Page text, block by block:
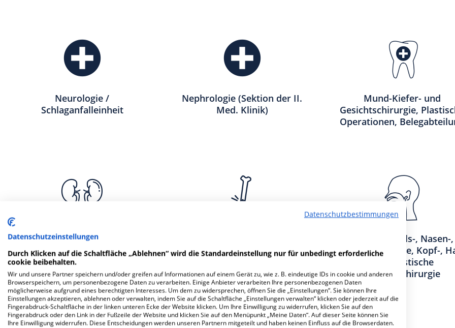
Neurologie /
Schlaganfalleinheit
Nephrologie (Sektion der II.
Med. Klinik)
Mund-Kiefer- und
Gesichtschirurgie,
Operationen,
Klinik für Urologie
und Handchirurgie
Klinik für Hals-, Nasen-,
Ohren-Heilkunde, Kopf-,
und Plastische
Gesichtschirurgie
WeitereFachabteilungen 7
Datenschutzbestimmungen
Datenschutzeinstellungen
Durch Klicken auf die Schaltfläche „Ablehnen“ wird die Standardeinstellung nur für unbedingt erforderliche
cookie beibehalten.
Wir und unsere Partner speichern und/oder greifen auf Informationen auf einem Gerät zu, wie z. B. eindeutige IDs in cookie und anderen
Browserspeichern, um personenbezogene Daten zu verarbeiten. Einige Anbieter verarbeiten Ihre personenbezogenen Daten
möglicherweise aufgrund eines berechtigten Interesses. Um dem zu widersprechen, öffnen Sie die „Einstellungen“. Sie können Ihre
Einstellungen akzeptieren, ablehnen oder verwalten, indem Sie auf die Schaltfläche „Einstellungen verwalten“ klicken oder jederzeit auf die
Fingerabdruck-Schaltfläche in der linken unteren Ecke der Website klicken. Um Ihre Einwilligung zu widerrufen, klicken Sie auf den
Fingerabdruck oder den Link in der Fußzeile der Website und klicken Sie auf den Menüpunkt „Meine Daten“. Auf dieser Seite können Sie
Ihre Einwilligung widerrufen. Diese Entscheidungen werden unseren Partnern mitgeteilt und haben keinen Einfluss auf die Browserdaten.